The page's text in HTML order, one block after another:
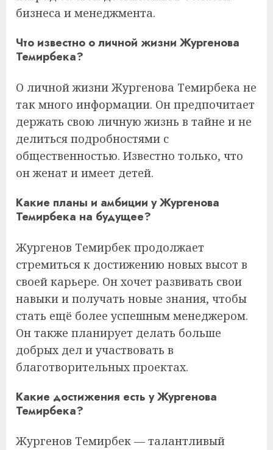
бизнеса и менеджмента.
Что известно о личной жизни Жургенова
Темирбека?
О личной жизни Жургенова Темирбека не
так много информации. Он предпочитает
держать свою личную жизнь в тайне и не
делиться подробностями с
общественностью. Известно только, что
он женат и имеет детей.
Какие планы и амбиции у Жургенова
Темирбека на будущее?
Жургенов Темирбек продолжает
стремиться к достижению новых высот в
своей карьере. Он хочет развивать свои
навыки и получать новые знания, чтобы
стать ещё более успешным менеджером.
Он также планирует делать больше
добрых дел и участвовать в
благотворительных проектах.
Какие достижения есть у Жургенова
Темирбека?
Жургенов Темирбек — талантливый